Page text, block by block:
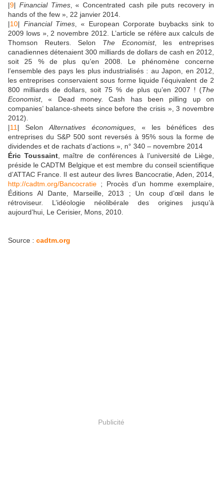
|9| Financial Times, « Concentrated cash pile puts recovery in
hands of the few », 22 janvier 2014.
|10| Financial Times , « European Corporate buybacks sink to
2009 lows », 2 novembre 2012. L’article se réfère aux calculs de
Thomson Reuters. Selon The Economist, les entreprises
canadiennes détenaient 300 milliards de dollars de cash en 2012,
soit 25 % de plus qu’en 2008. Le phénomène concerne
l’ensemble des pays les plus industrialisés : au Japon, en 2012,
les entreprises conservaient sous forme liquide l’équivalent de 2
800 milliards de dollars, soit 75 % de plus qu’en 2007 ! (The
Economist, « Dead money. Cash has been pilling up on
companies’ balance-sheets since before the crisis », 3 novembre
2012).
|11 | Selon Alternatives économiques , « les bénéfices des
entreprises du S&P 500 sont reversés à 95% sous la forme de
dividendes et de rachats d’actions », n° 340 – novembre 2014
Éric Toussaint, maître de conférences à l’université de Liège,
préside le CADTM Belgique et est membre du conseil scientifique
d’ATTAC France. Il est auteur des livres Bancocratie, Aden, 2014,
http://cadtm.org/Bancocratie ; Procès d’un homme exemplaire,
Éditions Al Dante, Marseille, 2013 ; Un coup d’œil dans le
rétroviseur. L’idéologie néolibérale des origines jusqu’à
aujourd’hui, Le Cerisier, Mons, 2010.
Source : cadtm.org
Publicité